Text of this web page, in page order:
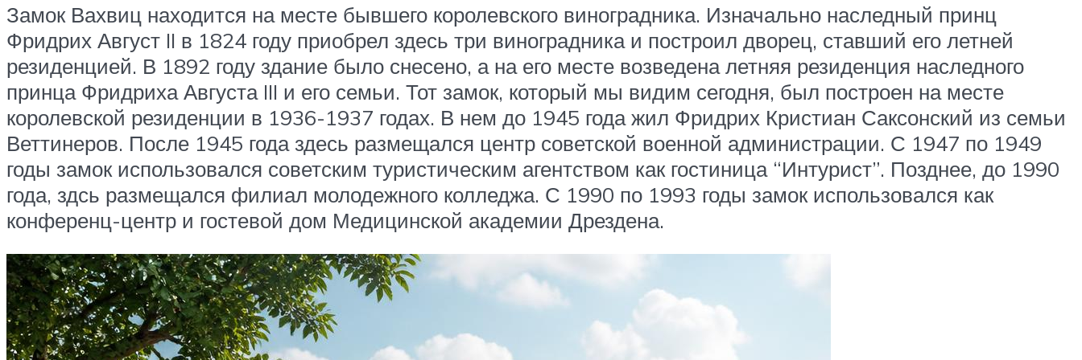
Замок Вахвиц находится на месте бывшего королевского виноградника. Изначально наследный принц
Фридрих Август II в 1824 году приобрел здесь три виноградника и построил дворец, ставший его летней
резиденцией. В 1892 году здание было снесено, а на его месте возведена летняя резиденция наследного
принца Фридриха Августа III и его семьи. Тот замок, который мы видим сегодня, был построен на месте
королевской резиденции в 1936-1937 годах. В нем до 1945 года жил Фридрих Кристиан Саксонский из семьи
Веттинеров. После 1945 года здесь размещался центр советской военной администрации. С 1947 по 1949
годы замок использовался советским туристическим агентством как гостиница “Интурист”. Позднее, до 1990
года, здсь размещался филиал молодежного колледжа. С 1990 по 1993 годы замок использовался как
конференц-центр и гостевой дом Медицинской академии Дрездена.